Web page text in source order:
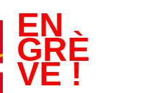
EN
GRÈ
VE !